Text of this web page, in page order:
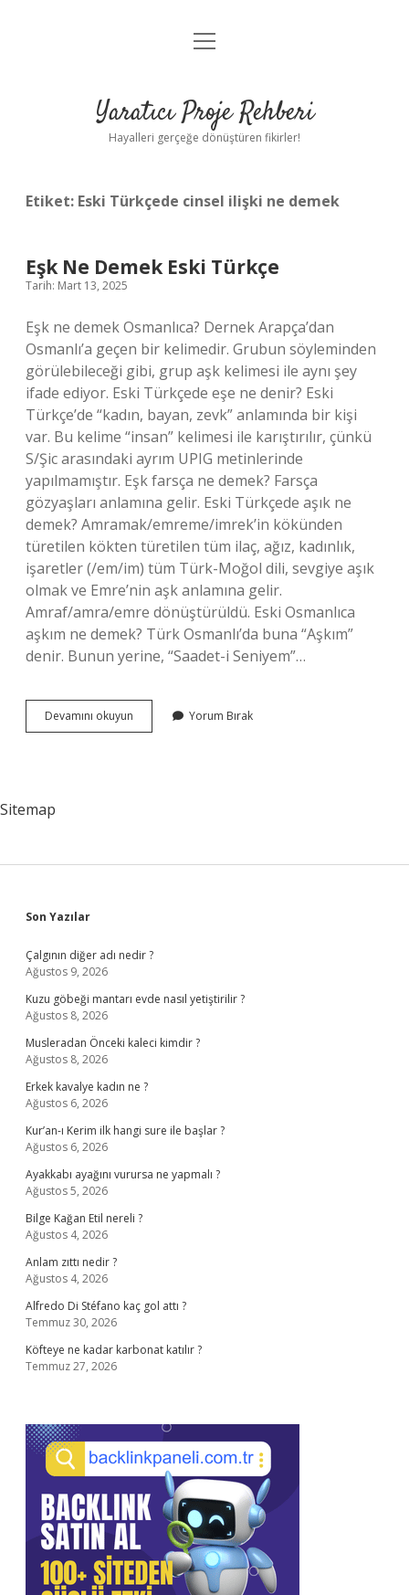
Anasayfa
Yasal Uyarı
menüyü
Yaratıcı Proje Rehberi
Hayalleri gerçeğe dönüştüren fikirler!
Etiket: Eski Türkçede cinsel ilişki ne demek
Eşk Ne Demek Eski Türkçe
Tarih: Mart 13, 2025
Eşk ne demek Osmanlıca? Dernek Arapça’dan
Osmanlı’a geçen bir kelimedir. Grubun söyleminden
görülebileceği gibi, grup aşk kelimesi ile aynı şey
ifade ediyor. Eski Türkçede eşe ne denir? Eski
Türkçe’de “kadın, bayan, zevk” anlamında bir kişi
var. Bu kelime “insan” kelimesi ile karıştırılır, çünkü
S/Şic arasındaki ayrım UPIG metinlerinde
yapılmamıştır. Eşk farsça ne demek? Farsça
gözyaşları anlamına gelir. Eski Türkçede aşık ne
demek? Amramak/emreme/imrek’in kökünden
türetilen kökten türetilen tüm ilaç, ağız, kadınlık,
işaretler (/em/im) tüm Türk-Moğol dili, sevgiye aşık
olmak ve Emre’nin aşk anlamına gelir.
Amraf/amra/emre dönüştürüldü. Eski Osmanlıca
aşkım ne demek? Türk Osmanlı’da buna “Aşkım”
denir. Bunun yerine, “Saadet-i Seniyem”…
Devamını okuyun
Ne
Yorum Bırak
Sitemap
Sidebar
Son Yazılar
Çalgının diğer adı nedir ?
Ağustos 9, 2026
Kuzu göbeği mantarı evde nasıl yetiştirilir ?
Ağustos 8, 2026
Musleradan Önceki kaleci kimdir ?
Ağustos 8, 2026
Erkek kavalye kadın ne ?
Ağustos 6, 2026
Kur’an-ı Kerim ilk hangi sure ile başlar ?
Ağustos 6, 2026
Ayakkabı ayağını vurursa ne yapmalı ?
Ağustos 5, 2026
Bilge Kağan Etil nereli ?
Ağustos 4, 2026
Anlam zıttı nedir ?
Ağustos 4, 2026
Alfredo Di Stéfano kaç gol attı ?
Temmuz 30, 2026
Köfteye ne kadar karbonat katılır ?
Temmuz 27, 2026